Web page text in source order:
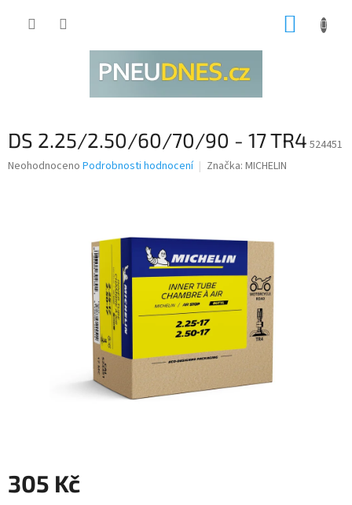
DS 2.25/2.50/60/70/90 - 17 TR4 524451
Průměrné
Neohodnoceno Podrobnosti hodnocení Značka: MICHELIN
305 Kč